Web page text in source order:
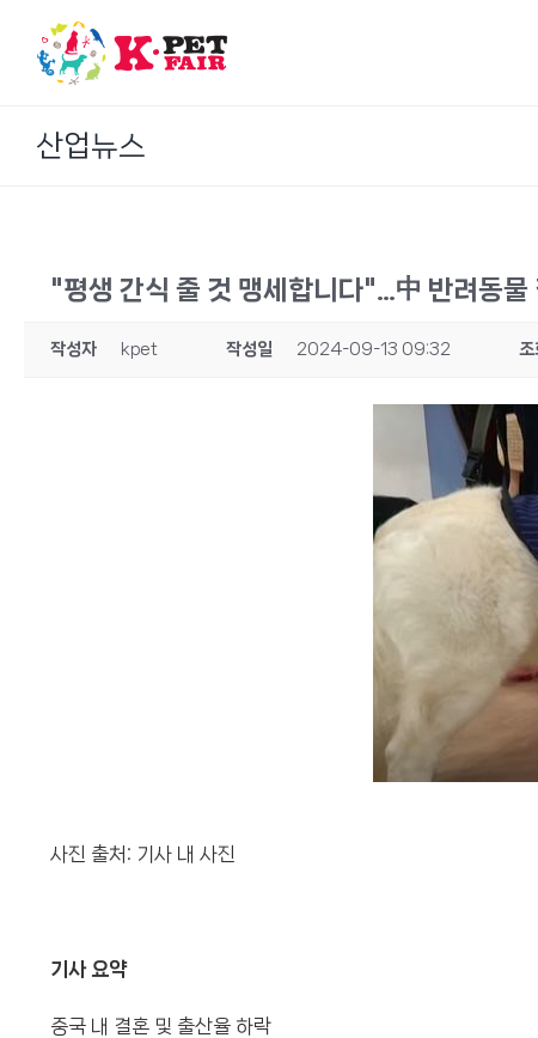
content
산업뉴스
"평생 간식 줄 것 맹세합니다"…中 반려동물
작성자 kpet 작성일 2024-09-13 09:32 조
사진 출처: 기사 내 사진
기사 요약
중국 내 결혼 및 출산율 하락